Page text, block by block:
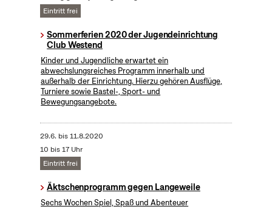
Eintritt frei
Sommerferien 2020 der Jugendeinrichtung
Club Westend
Kinder und Jugendliche erwartet ein
abwechslungsreiches Programm innerhalb und
außerhalb der Einrichtung. Hierzu gehören Ausflüge,
Turniere sowie Bastel-, Sport- und
Bewegungsangebote.
29.6. bis11.8.2020
10 bis 17 Uhr
Eintritt frei
Äktschenprogramm gegen Langeweile
Sechs Wochen Spiel, Spaß und Abenteuer